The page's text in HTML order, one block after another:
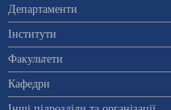
Департаменти
Інститути
Факультети
Кафедри